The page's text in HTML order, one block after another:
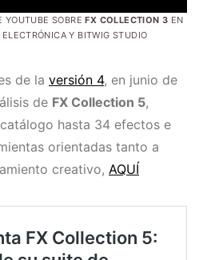
YOUTUBE SOBREFX COLLECTION 3 EN
Y BITWIG STUDIO
de la versión 4, en junio de
de FX Collection 5,
hasta 34 efectos e
orientadas tanto a
creativo, AQUÍ